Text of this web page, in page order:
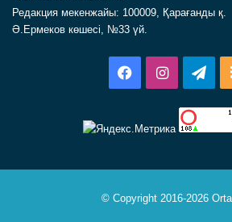
Редакция мекенжайы: 100009, Қарағанды қ.
Ә.Ермеков көшесі, №33 үй.
FacebookInstagram
© Copyright 2016-2026